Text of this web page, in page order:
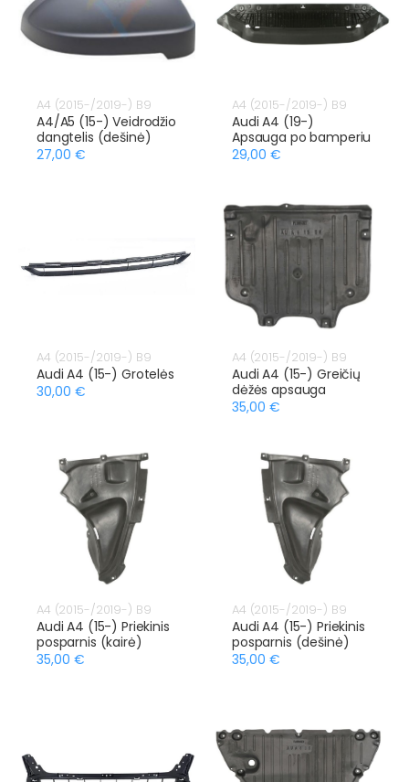
A4 (2015-/2019-) B9
A4/A5 (15-) Veidrodžio
dangtelis (dešinė)
27,00 €
A4 (2015-/2019-) B9
Audi A4 (19-)
Apsauga po bamperiu
29,00 €
A4 (2015-/2019-) B9
Audi A4 (15-) Grotelės
30,00 €
A4 (2015-/2019-) B9
Audi A4 (15-) Greičių
dėžės apsauga
35,00 €
A4 (2015-/2019-) B9
Audi A4 (15-) Priekinis
posparnis (kairė)
35,00 €
A4 (2015-/2019-) B9
Audi A4 (15-) Priekinis
posparnis (dešinė)
35,00 €